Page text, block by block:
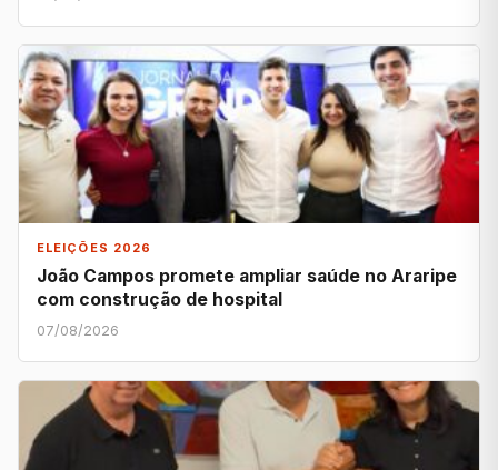
ELEIÇÕES 2026
João Campos promete ampliar saúde no Araripe
com construção de hospital
07/08/2026